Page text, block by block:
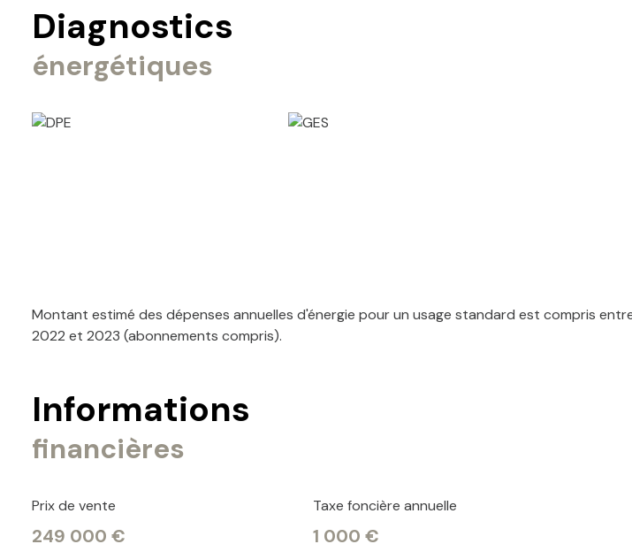
Diagnostics
énergétiques
Montant estimé des dépenses annuelles d'énergie pour un usage standard est compris
2022 et 2023 (abonnements compris).
Informations
financières
Prix de vente
249 000 €
Taxe foncière annuelle
1 000 €